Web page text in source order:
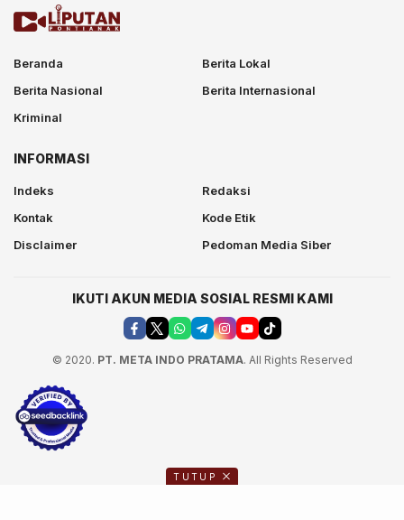
Beranda
Berita Lokal
Berita Nasional
Berita Internasional
Kriminal
INFORMASI
Indeks
Redaksi
Kontak
Kode Etik
Disclaimer
Pedoman Media Siber
IKUTI AKUN MEDIA SOSIAL RESMI KAMI
© 2020. PT. META INDO PRATAMA. All Rights Reserved
TUTUP